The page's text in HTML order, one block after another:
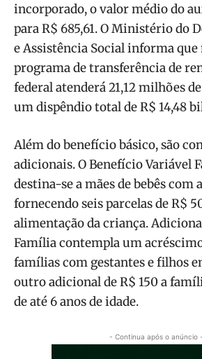
incorporado, o valor médio do
para R$ 685,61. O Ministério do
e Assistência Social informa que
programa de transferência de
federal atenderá 21,12 milhões
um dispêndio total de R$ 14,48
Além do benefício básico, são
adicionais. O Benefício Variável
destina-se a mães de bebês com
fornecendo seis parcelas de R$
alimentação da criança.
Família contempla um
famílias com gestantes e filhos
outro adicional de R$ 150 a
de até 6 anos de idade.
- Continua após o anúncio -